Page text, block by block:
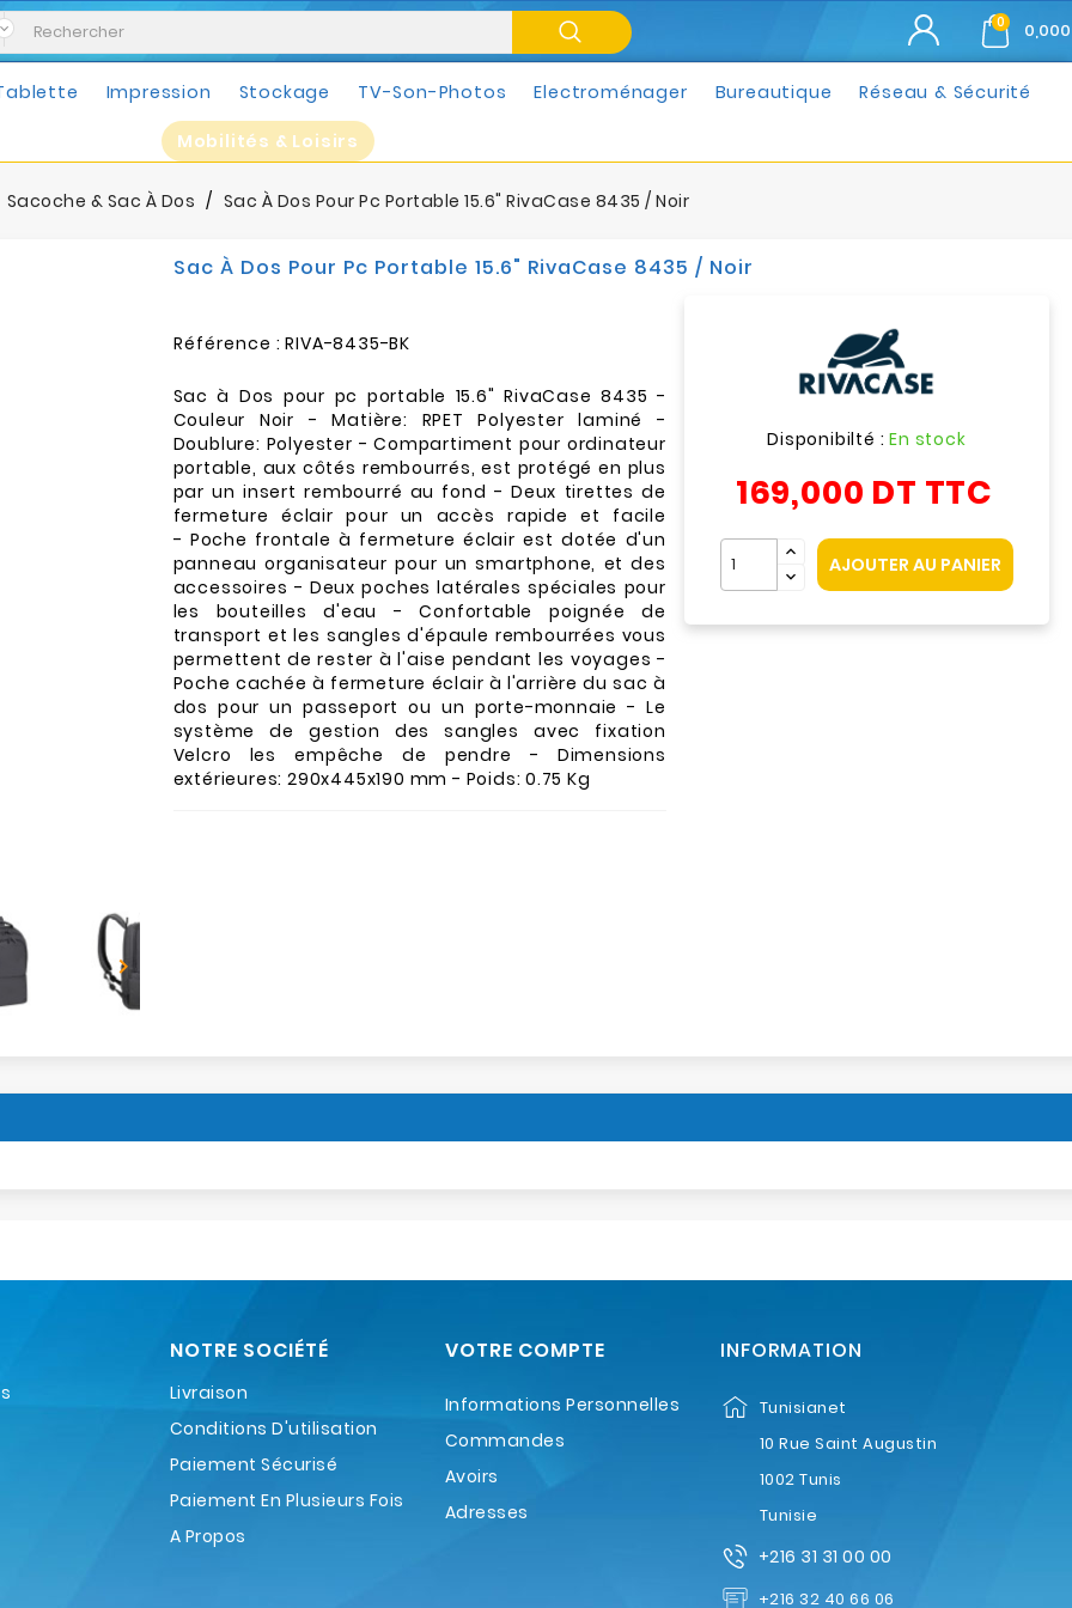
0
Impression Stockage TV-Son-Photos Electroménager Bureautique Réseau & Sécurité
Mobilités & Loisirs
Sacoche & Sac À Dos Sac À Dos Pour Pc Portable 15.6" RivaCase 8435 / Noir

Sac À Dos Pour Pc Portable 15.6" RivaCase 8435 / Noir
Référence : RIVA-8435-BK
Sac à Dos pour pc portable 15.6" RivaCase 8435 -
Couleur Noir - Matière: RPET Polyester laminé -
Doublure: Polyester - Compartiment pour ordinateur
portable, aux côtés rembourrés, est protégé en plus
par un insert rembourré au fond - Deux tirettes de
fermeture éclair pour un accès rapide et facile
- Poche frontale à fermeture éclair est dotée d'un
panneau organisateur pour un smartphone, et des
accessoires - Deux poches latérales spéciales pour
les bouteilles d'eau - Confortable poignée de
transport et les sangles d'épaule rembourrées vous
permettent de rester à l'aise pendant les voyages -
Poche cachée à fermeture éclair à l'arrière du sac à
dos pour un passeport ou un porte-monnaie - Le
système de gestion des sangles avec fixation
Velcro les empêche de pendre - Dimensions
extérieures: 290x445x190 mm - Poids: 0.75 Kg
Disponibilté :En stock
169,000 DT TTC
AJOUTER AU PANIER
NOTRE SOCIÉTÉ
Livraison
Conditions D'utilisation
Paiement Sécurisé
Paiement En Plusieurs Fois
A Propos
VOTRE COMPTE
Informations Personnelles
Commandes
Avoirs
Adresses
INFORMATION
Tunisianet
10 Rue Saint Augustin
1002 Tunis
Tunisie
+216 31 31 00 00
+216 32 40 66 06